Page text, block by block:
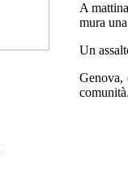
A
mura
Un
Genova,
comunità.